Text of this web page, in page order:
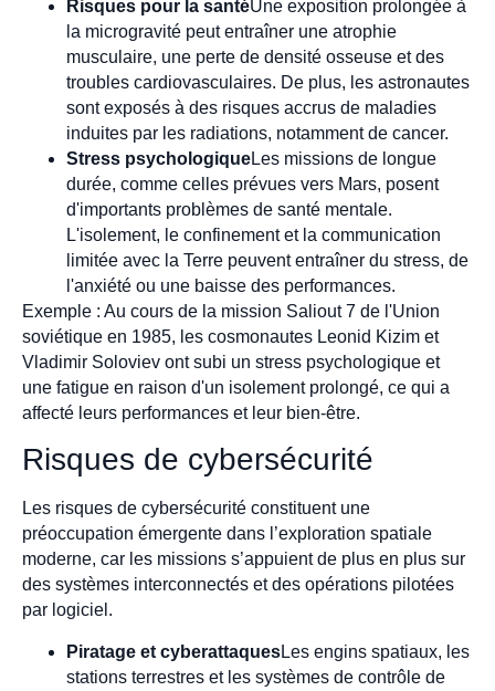
Risques pour la santéUne exposition prolongée à
la microgravité peut entraîner une atrophie
musculaire, une perte de densité osseuse et des
troubles cardiovasculaires. De plus, les astronautes
sont exposés à des risques accrus de maladies
induites par les radiations, notamment de cancer.
Stress psychologiqueLes missions de longue
durée, comme celles prévues vers Mars, posent
d'importants problèmes de santé mentale.
L'isolement, le confinement et la communication
limitée avec la Terre peuvent entraîner du stress, de
l'anxiété ou une baisse des performances.
Exemple : Au cours de la mission Saliout 7 de l'Union
soviétique en 1985, les cosmonautes Leonid Kizim et
Vladimir Soloviev ont subi un stress psychologique et
une fatigue en raison d'un isolement prolongé, ce qui a
affecté leurs performances et leur bien-être.
Risques de cybersécurité
Les risques de cybersécurité constituent une
préoccupation émergente dans l’exploration spatiale
moderne, car les missions s’appuient de plus en plus sur
des systèmes interconnectés et des opérations pilotées
par logiciel.
Piratage et cyberattaquesLes engins spatiaux, les
stations terrestres et les systèmes de contrôle de